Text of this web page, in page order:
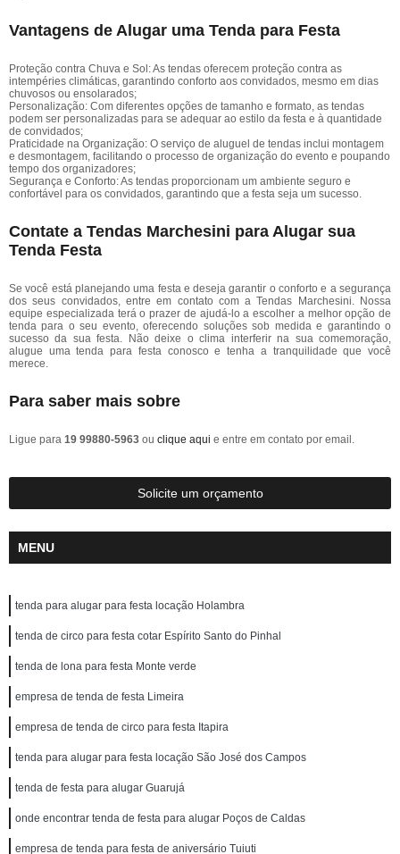
Vantagens de Alugar uma Tenda para Festa
Proteção contra Chuva e Sol: As tendas oferecem proteção contra as
intempéries climáticas, garantindo conforto aos convidados, mesmo em dias
chuvosos ou ensolarados;
Personalização: Com diferentes opções de tamanho e formato, as tendas
podem ser personalizadas para se adequar ao estilo da festa e à quantidade
de convidados;
Praticidade na Organização: O serviço de aluguel de tendas inclui montagem
e desmontagem, facilitando o processo de organização do evento e poupando
tempo dos organizadores;
Segurança e Conforto: As tendas proporcionam um ambiente seguro e
confortável para os convidados, garantindo que a festa seja um sucesso.
Contate a Tendas Marchesini para Alugar sua
Tenda Festa
Se você está planejando uma festa e deseja garantir o conforto e a segurança
dos seus convidados, entre em contato com a Tendas Marchesini. Nossa
equipe especializada terá o prazer de ajudá-lo a escolher a melhor opção de
tenda para o seu evento, oferecendo soluções sob medida e garantindo o
sucesso da sua festa. Não deixe o clima interferir na sua comemoração,
alugue uma tenda para festa conosco e tenha a tranquilidade que você
merece.
Para saber mais sobre
Ligue para 19 99880-5963 ou clique aqui e entre em contato por email.
Solicite um orçamento
MENU
tenda para alugar para festa locação Holambra
tenda de circo para festa cotar Espírito Santo do Pinhal
tenda de lona para festa Monte verde
empresa de tenda de festa Limeira
empresa de tenda de circo para festa Itapira
tenda para alugar para festa locação São José dos Campos
tenda de festa para alugar Guarujá
onde encontrar tenda de festa para alugar Poços de Caldas
empresa de tenda para festa de aniversário Tuiuti